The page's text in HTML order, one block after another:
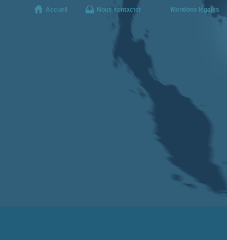
Accueil Nous contacter Mentions légales